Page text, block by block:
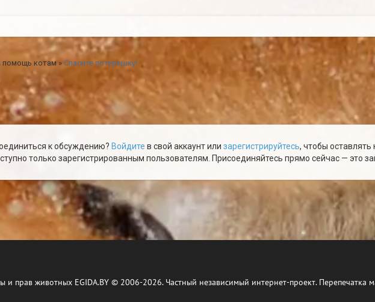
помощь котам » Спасите потеряшку!
к обсуждению? Войдите в свой аккаунт или зарегистрируйтесь, чтобы
только зарегистрированным пользователям. Присоединяйтесь прямо сейчас — это
и прав животных EGIDA.BY © 2006-2026. Частный независимый интернет-проект. Перепечатка